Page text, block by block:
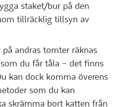
staket/bur på den
tillräcklig tillsyn av
andras tomter räknas
du får tåla – det finns
kan dock komma överens
som du kan
skrämma bort katten från